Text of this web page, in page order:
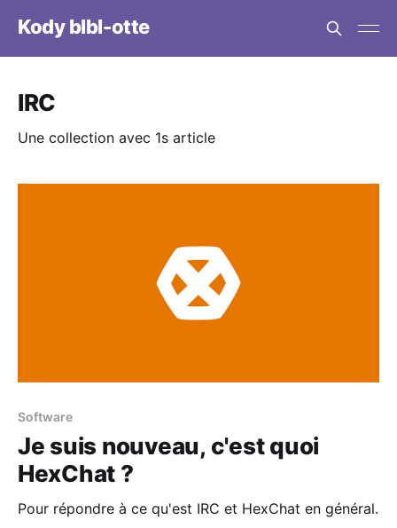
Kody blbl-otte
IRC
Une collection avec 1s article
Software
Je suis nouveau, c'est quoi
HexChat ?
Pour répondre à ce qu'est IRC et HexChat en général.